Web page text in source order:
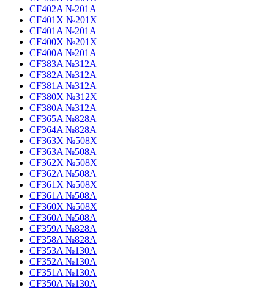
CF402A №201A
CF401X №201X
CF401A №201A
CF400X №201X
CF400A №201A
CF383A №312A
CF382A №312A
CF381A №312A
CF380X №312X
CF380A №312A
CF365A №828A
CF364A №828A
CF363X №508X
CF363A №508A
CF362X №508X
CF362A №508A
CF361X №508X
CF361A №508A
CF360X №508X
CF360A №508A
CF359A №828A
CF358A №828A
CF353A №130A
CF352A №130A
CF351A №130A
CF350A №130A